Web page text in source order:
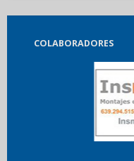
COLABORADORES